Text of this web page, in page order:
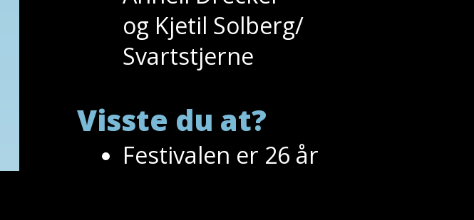
og Kjetil Solberg/
Svartstjerne
Visste du at?
Festivalen er 26 år